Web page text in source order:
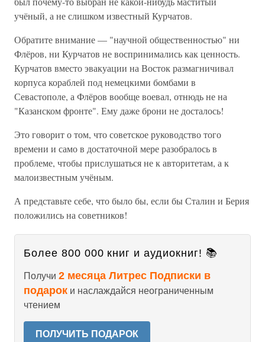
учёный, а не слишком известный Курчатов.
Обратите внимание — "научной общественностью" ни
Флёров, ни Курчатов не воспринимались как ценность.
Курчатов вместо эвакуации на Восток размагничивал
корпуса кораблей под немецкими бомбами в
Севастополе, а Флёров вообще воевал, отнюдь не на
"Казанском фронте". Ему даже брони не досталось!
Это говорит о том, что советское руководство того
времени и само в достаточной мере разобралось в
проблеме, чтобы прислушаться не к авторитетам, а к
малоизвестным учёным.
А представьте себе, что было бы, если бы Сталин и Берия
положились на советников!
Более 800 000 книг и аудиокниг! 📚
Получи 2 месяца Литрес Подписки в
подарок и наслаждайся неограниченным
чтением
ПОЛУЧИТЬ ПОДАРОК